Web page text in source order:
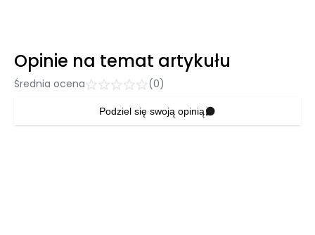
Opinie na temat artykułu
Średnia ocena (0)
Podziel się swoją opinią